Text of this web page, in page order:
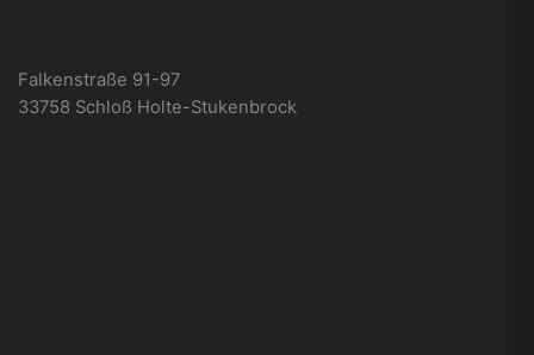
Falkenstraße 91-97
33758 Schloß Holte-Stukenbrock